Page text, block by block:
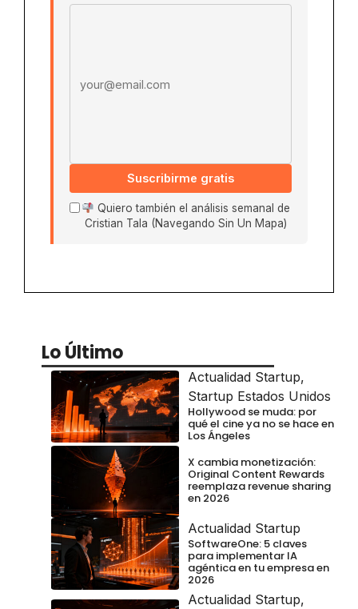
Suscribirme gratis
Quiero también el análisis semanal de
Cristian Tala (Navegando Sin Un Mapa)
Lo Último
Actualidad Startup,
Startup Estados Unidos
Hollywood se muda: por
qué el cine ya no se hace en
Los Ángeles
X cambia monetización:
Original Content Rewards
reemplaza revenue sharing
en 2026
Actualidad Startup
SoftwareOne: 5 claves
para implementar IA
agéntica en tu empresa en
2026
Actualidad Startup,